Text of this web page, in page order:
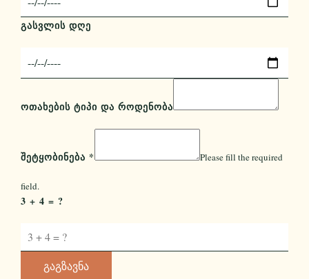
ᲒᲐᲡᲕᲚᲘᲡ ᲓᲦᲔ
ᲝᲗᲐᲮᲔᲑᲘᲡ ᲢᲘᲞᲘ ᲓᲐ ᲠᲝᲓᲔᲜᲝᲑᲐ
ᲨᲔᲢᲧᲝᲑᲘᲜᲔᲑᲐ * Please fill the required
field.
3 + 4 = ?
Გაგზავნა